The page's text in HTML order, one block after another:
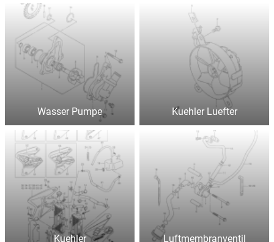
Wasser Pumpe Kuehler Luefter
Kuehler Luftmembranventil